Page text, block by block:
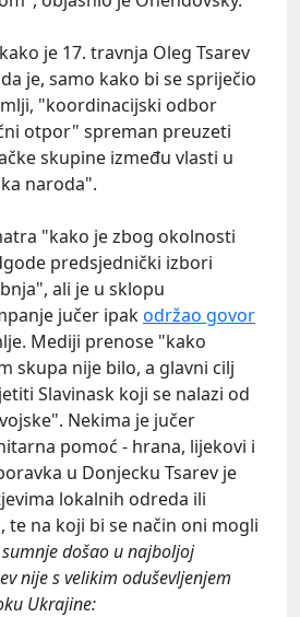
je 17. travnja Oleg Tsarev
je, samo kako bi se spriječio
"koordinacijski odbor
otpor" spreman preuzeti
skupine između vlasti u
naroda".
"kako je zbog okolnosti
predsjednički izbori
ali je u sklopu
jučer ipakodržao govor
Mediji prenose "kako
skupa nije bilo, a glavni cilj
Slavinask koji se nalazi od
Nekima je jučer
pomoć - hrana, lijekovi i
u Donjecku Tsarev je
lokalnih odreda ili
te na koji bi se način oni mogli
došao u najboljoj
nije s velikim oduševljenjem
Ukrajine: